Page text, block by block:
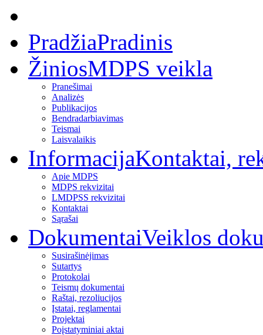
PradžiaPradinis
ŽiniosMDPS veikla
Pranešimai
Analizės
Publikacijos
Bendradarbiavimas
Teismai
Laisvalaikis
InformacijaKontaktai,
Apie MDPS
MDPS rekvizitai
LMDPSS rekvizitai
Kontaktai
Sąrašai
DokumentaiVeiklos
Susirašinėjimas
Sutartys
Protokolai
Teismų dokumentai
Raštai, rezoliucijos
Įstatai, reglamentai
Projektai
Poįstatyminiai aktai